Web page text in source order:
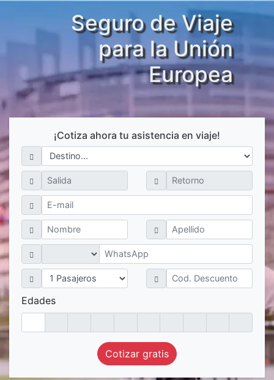
¡Cotiza ahora tu asistencia en viaje!
Edades
Cotizar gratis
Seguro de Viaje
para la Unión
Europea